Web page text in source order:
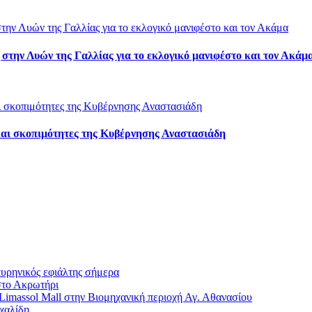
Λυών της Γαλλίας για το εκλογικό μανιφέστο και τον
σκοπιμότητες της Κυβέρνησης Αναστασιάδη
εφιάλτης σήμερα
Ακρωτήρι
Mall στην Βιομηχανική περιοχή Αγ. Αθανασίου